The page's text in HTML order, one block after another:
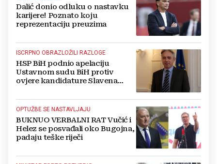
Dalić donio odluku o nastavku
karijere! Poznato koju
reprezentaciju preuzima
ISCRPNO OBRAZLOŽILI RAZLOGE
HSP BiH podnio apelaciju
Ustavnom sudu BiH protiv
ovjere kandidature Slavena
OPTUŽBE SE NASTAVLJAJU
BUKNUO VERBALNI RAT Vučić i
Helez se posvađali oko Bugojna,
padaju teške riječi